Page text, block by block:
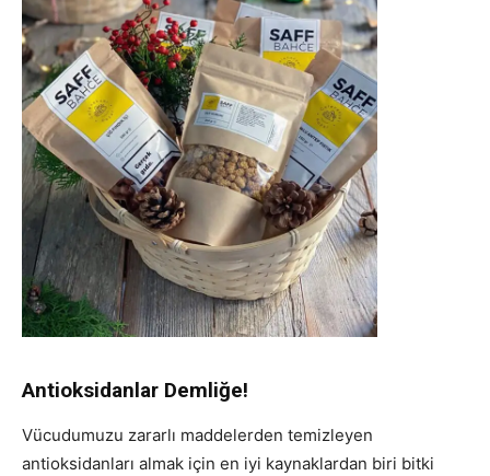
Antioksidanlar Demliğe!
Vücudumuzu zararlı maddelerden temizleyen
antioksidanları almak için en iyi kaynaklardan biri bitki